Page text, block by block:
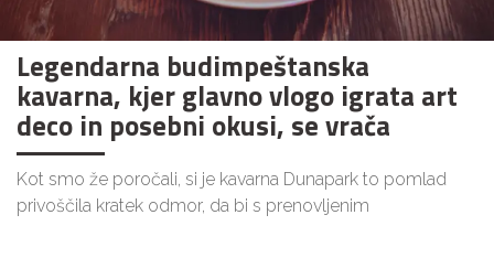
Legendarna budimpeštanska
kavarna, kjer glavno vlogo igrata art
deco in posebni okusi, se vrača
Kot smo že poročali, si je kavarna Dunapark to pomlad
privoščila kratek odmor, da bi s prenovljenim